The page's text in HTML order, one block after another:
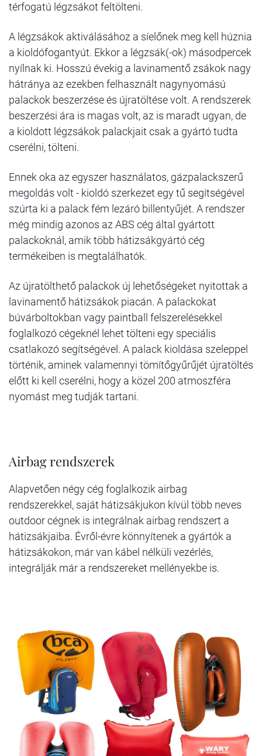
térfogatú légzsákot feltölteni.
A légzsákok aktiválásához a síelőnek meg kell húznia
a kioldófogantyút. Ekkor a légzsák(-ok) másodpercek
nyílnak ki. Hosszú évekig a lavinamentő zsákok nagy
hátránya az ezekben felhasznált nagynyomású
palackok beszerzése és újratöltése volt. A rendszerek
beszerzési ára is magas volt, az is maradt ugyan, de
a kioldott légzsákok palackjait csak a gyártó tudta
cserélni, tölteni.
Ennek oka az egyszer használatos, gázpalackszerű
megoldás volt - kioldó szerkezet egy tű segítségével
szúrta ki a palack fém lezáró billentyűjét. A rendszer
még mindig azonos az ABS cég által gyártott
palackoknál, amik több hátizsákgyártó cég
termékeiben is megtalálhatók.
Az újratölthető palackok új lehetőségeket nyitottak a
lavinamentő hátizsákok piacán. A palackokat
búvárboltokban vagy paintball felszerelésekkel
foglalkozó cégeknél lehet tölteni egy speciális
csatlakozó segítségével. A palack kioldása szeleppel
történik, aminek valamennyi tömítőgyűrűjét újratöltés
előtt ki kell cserélni, hogy a közel 200 atmoszféra
nyomást meg tudják tartani.
Airbag rendszerek
Alapvetően négy cég foglalkozik airbag
rendszerekkel, saját hátizsákjukon kívül több neves
outdoor cégnek is integrálnak airbag rendszert a
hátizsákjaiba. Évről-évre könnyítenek a gyártók a
hátizsákokon, már van kábel nélküli vezérlés,
integrálják már a rendszereket mellényekbe is.